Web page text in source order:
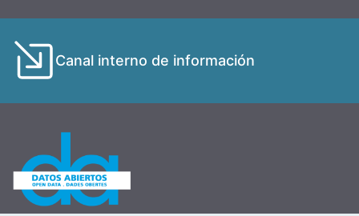
Canal interno de información